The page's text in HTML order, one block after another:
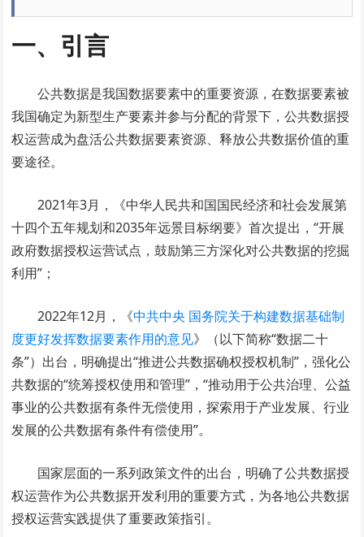
一、引言
公共数据是我国数据要素中的重要资源，在数据要素被
我国确定为新型生产要素并参与分配的背景下，公共数据授
权运营成为盘活公共数据要素资源、释放公共数据价值的重
要途径。
2021年3月，《中华人民共和国国民经济和社会发展第
十四个五年规划和2035年远景目标纲要》首次提出，“开展
政府数据授权运营试点，鼓励第三方深化对公共数据的挖掘
利用”；
2022年12月，《中共中央 国务院关于构建数据基础制
度更好发挥数据要素作用的意见》（以下简称“数据二十
条”）出台，明确提出“推进公共数据确权授权机制”，强化公
共数据的“统筹授权使用和管理”，“推动用于公共治理、公益
事业的公共数据有条件无偿使用，探索用于产业发展、行业
发展的公共数据有条件有偿使用”。
国家层面的一系列政策文件的出台，明确了公共数据授
权运营作为公共数据开发利用的重要方式，为各地公共数据
授权运营实践提供了重要政策指引。